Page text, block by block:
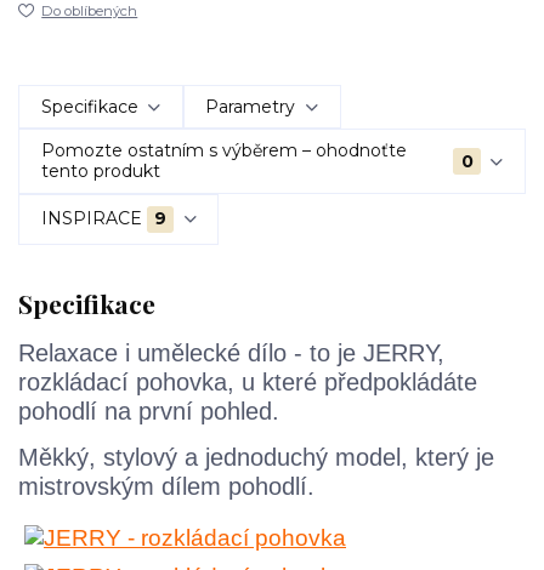
Do oblíbených
Specifikace Parametry
Pomozte ostatním s výběrem – ohodnoťte
tento produkt
0
INSPIRACE 9
Specifikace
Relaxace i umělecké dílo - to je JERRY,
rozkládací pohovka, u které předpokládáte
pohodlí na první pohled.
Měkký, stylový a jednoduchý model, který je
mistrovským dílem pohodlí.